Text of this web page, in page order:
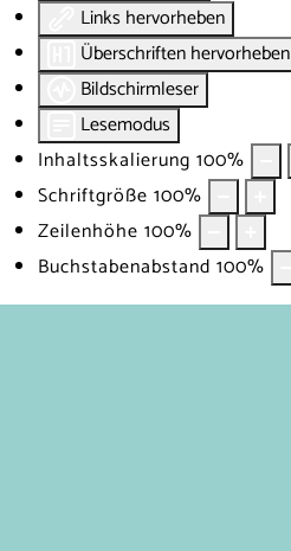
Links hervorheben
Überschriften hervorheben
Bildschirmleser
Lesemodus
Inhaltsskalierung 100%
Schriftgröße 100%
Zeilenhöhe 100%
Buchstabenabstand 100%